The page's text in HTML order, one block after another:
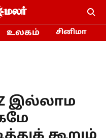
உலகம் சினிமா
இல்லாம